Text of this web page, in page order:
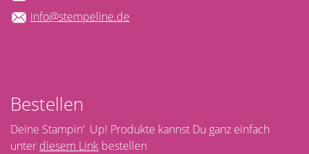
info@stempeline.de
Bestellen
Deine Stampin‘ Up! Produkte kannst Du ganz einfach
unter diesem Link bestellen